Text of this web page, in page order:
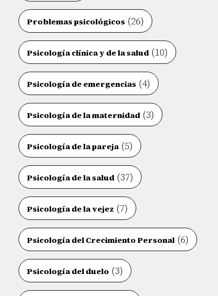
Problemas psicológicos (26)
Psicología clínica y de la salud (10)
Psicología de emergencias (4)
Psicología de la maternidad (3)
Psicología de la pareja(5)
Psicología de la salud (37)
Psicología de la vejez (7)
Psicología del Crecimiento Personal (6)
Psicología del duelo (3)